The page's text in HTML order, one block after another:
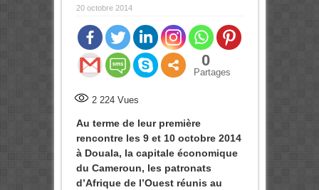
20 octobre 2014
0
Partages
2 224Vues
Au terme de leur première
rencontre les 9 et 10 octobre 2014
à Douala, la capitale économique
du Cameroun, les patronats
d’Afrique de l’Ouest réunis au